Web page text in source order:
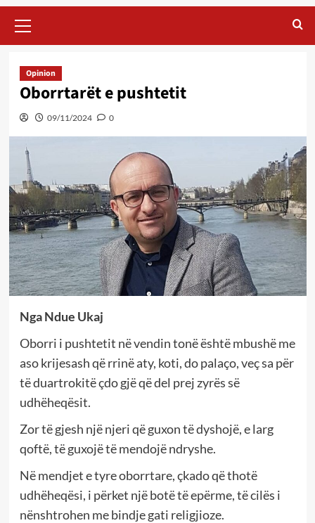
Menu
Opinion
Oborrtarët e pushtetit
09/11/2024 0
Nga Ndue Ukaj
Oborri i pushtetit në vendin tonë është mbushë me
aso krijesash që rrinë aty, koti, do palaço, veç sa për
të duartrokitë çdo gjë që del prej zyrës së
udhëheqësit.
Zor të gjesh një njeri që guxon të dyshojë, e larg
qoftë, të guxojë të mendojë ndryshe.
Në mendjet e tyre oborrtare, çkado që thotë
udhëheqësi, i përket një botë të epërme, të cilës i
nënshtrohen me bindje gati religjioze.